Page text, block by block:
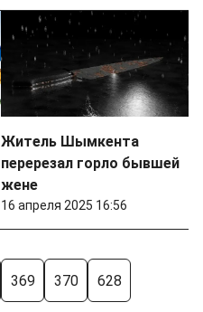
Житель Шымкента
перерезал горло бывшей
жене
16 апреля 2025 16:56
369 370 628